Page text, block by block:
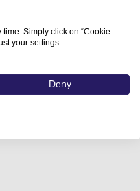
Simply click on “Cookie
your settings.
Deny